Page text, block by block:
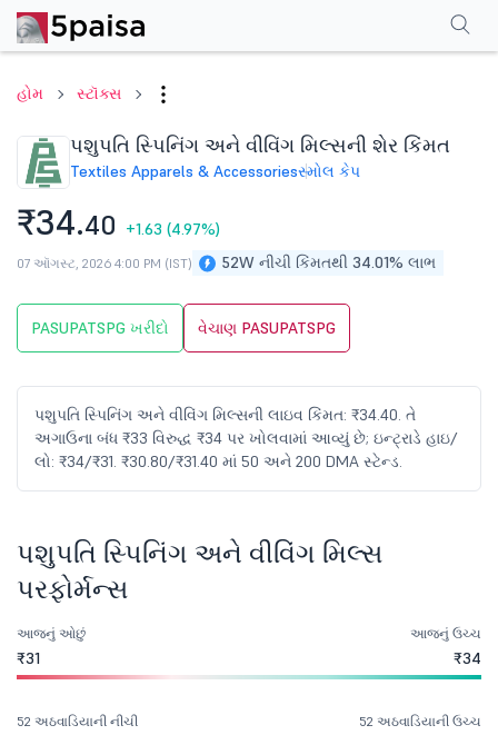
હોમ સ્ટૉક્સ
પશુપતિ સ્પિનિંગ અને વીવિંગ મિલ્સની શેર કિંમત
Textiles Apparels & Accessoriesસ્મોલ કેપ
₹34.40 +1.63 (4.97%)
52W નીચી કિંમતથી 34.01% લાભ
07 ઑગસ્ટ, 2026 4:00 PM (IST)
PASUPATSPG ખરીદો વેચાણ PASUPATSPG
પશુપતિ સ્પિનિંગ અને વીવિંગ મિલ્સની લાઇવ કિંમત: ₹34.40. તે
અગાઉના બંધ ₹33 વિરુદ્ધ ₹34 પર ખોલવામાં આવ્યું છે; ઇન્ટ્રાડે હાઇ/
લો: ₹34/₹31. ₹30.80/₹31.40 માં 50 અને 200 DMA સ્ટેન્ડ.
પરફોર્મન્સફાઇનાન્શિયલ્સ વધુ
પશુપતિ સ્પિનિંગ અને વીવિંગ મિલ્સ
પરફોર્મન્સ
આજનું ઓછું
₹31
આજનું ઉચ્ચ
₹34
52 અઠવાડિયાની નીચી 52 અઠવાડિયાની ઉચ્ચ